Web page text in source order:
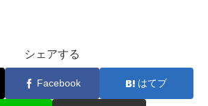
シェアする
Facebook はてブ